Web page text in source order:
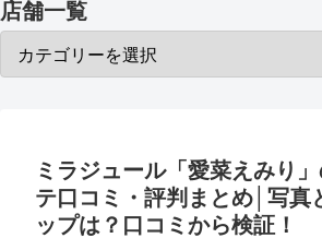
店舗一覧
ミラジュール「愛菜えみり
テ口コミ・評判まとめ│写真
ップは？口コミから検証！